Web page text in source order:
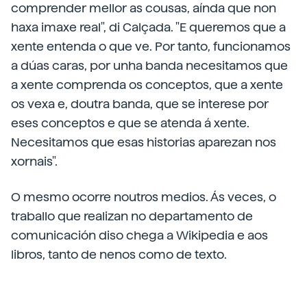
comprender mellor as cousas, aínda que non
haxa imaxe real", di Calçada. "E queremos que a
xente entenda o que ve. Por tanto, funcionamos
a dúas caras, por unha banda necesitamos que
a xente comprenda os conceptos, que a xente
os vexa e, doutra banda, que se interese por
eses conceptos e que se atenda á xente.
Necesitamos que esas historias aparezan nos
xornais".
O mesmo ocorre noutros medios. Ás veces, o
traballo que realizan no departamento de
comunicación diso chega a Wikipedia e aos
libros, tanto de nenos como de texto.